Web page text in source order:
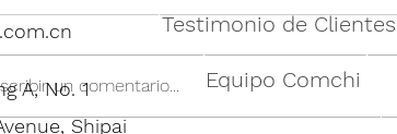
un comentario...
A, No. 1
Shipai
Testimonio de Clientes
Equipo Comchi